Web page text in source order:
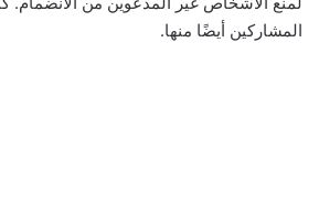
المشاركين أيضًا منها.